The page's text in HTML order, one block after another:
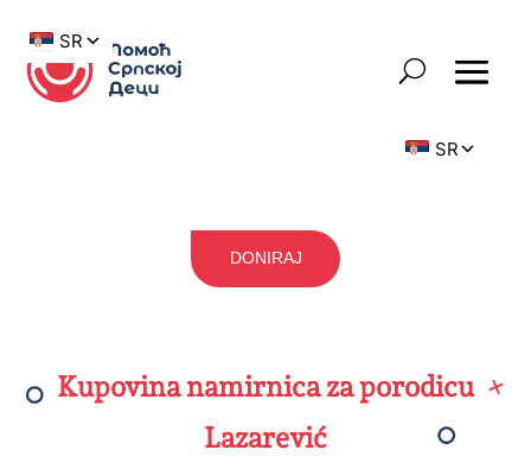
DONIRAJ
Kupovina namirnica za porodicu
Lazarević